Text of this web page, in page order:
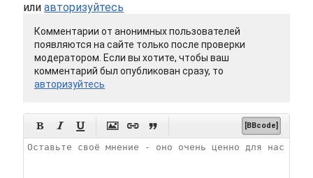
или авторизуйтесь
Комментарии от анонимных пользователей
появляются на сайте только после проверки
модератором. Если вы хотите, чтобы ваш
комментарий был опубликован сразу, то
авторизуйтесь
      [BBcode]